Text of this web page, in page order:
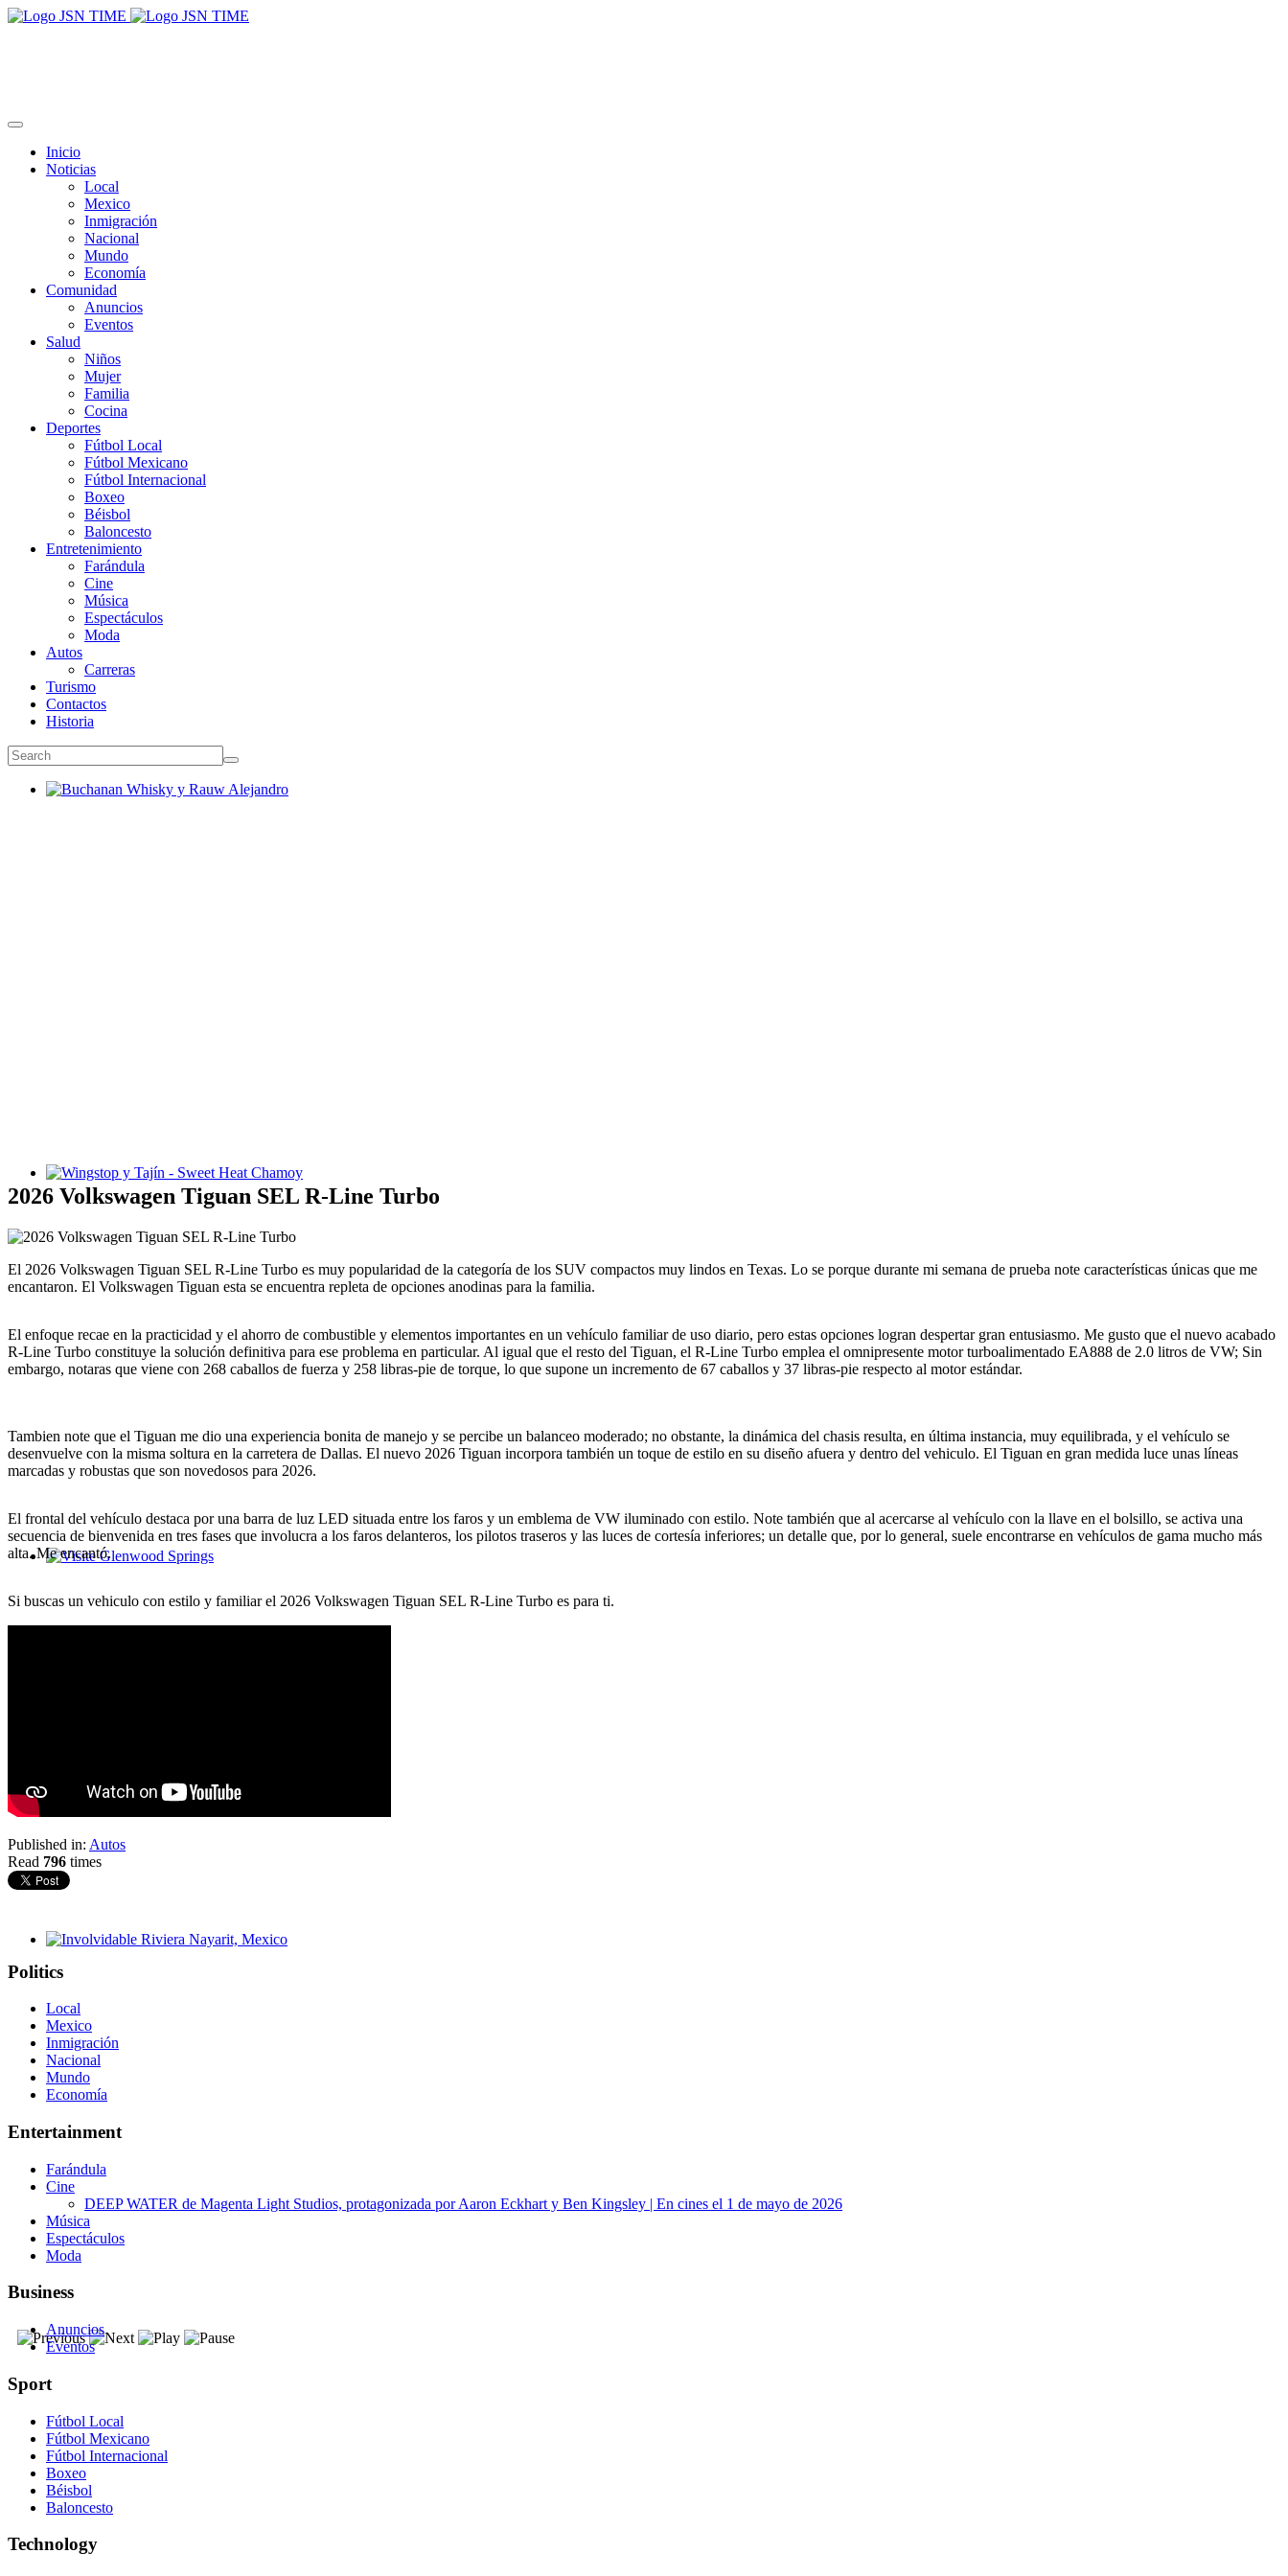
Inicio
Noticias
Local
Mexico
Inmigración
Nacional
Mundo
Economía
Comunidad
Anuncios
Eventos
Salud
Niños
Mujer
Familia
Cocina
Deportes
Fútbol Local
Fútbol Mexicano
Fútbol Internacional
Boxeo
Béisbol
Baloncesto
Entretenimiento
Farándula
Cine
Música
Espectáculos
Moda
Autos
Carreras
Turismo
Contactos
Historia
Wingstop y Tajín - Sweet Heat Chamoy
2026 Volkswagen Tiguan SEL R-Line Turbo
El 2026 Volkswagen Tiguan SEL R-Line Turbo es muy popularidad de la categoría de los SUV compactos muy lindos en Texas. Lo se porque durante mi semana de prueba note características únicas que me
encantaron. El Volkswagen Tiguan esta se encuentra repleta de opciones anodinas para la familia.
El enfoque recae en la practicidad y el ahorro de combustible y elementos importantes en un vehículo familiar de uso diario, pero estas opciones logran despertar gran entusiasmo. Me gusto que el nuevo acabado
R-Line Turbo constituye la solución definitiva para ese problema en particular. Al igual que el resto del Tiguan, el R-Line Turbo emplea el omnipresente motor turboalimentado EA888 de 2.0 litros de VW; Sin
embargo, notaras que viene con 268 caballos de fuerza y ​​258 libras-pie de torque, lo que supone un incremento de 67 caballos y 37 libras-pie respecto al motor estándar.
Tambien note que el Tiguan me dio una experiencia bonita de manejo y se percibe un balanceo moderado; no obstante, la dinámica del chasis resulta, en última instancia, muy equilibrada, y el vehículo se
desenvuelve con la misma soltura en la carretera de Dallas. El nuevo 2026 Tiguan incorpora también un toque de estilo en su diseño afuera y dentro del vehiculo. El Tiguan en gran medida luce unas líneas
marcadas y robustas que son novedosos para 2026.
El frontal del vehículo destaca por una barra de luz LED situada entre los faros y un emblema de VW iluminado con estilo. Note también que al acercarse al vehículo con la llave en el bolsillo, se activa una
secuencia de bienvenida en tres fases que involucra a los faros delanteros, los pilotos traseros y las luces de cortesía inferiores; un detalle que, por lo general, suele encontrarse en vehículos de gama mucho más
alta. Me encantó.
Si buscas un vehiculo con estilo y familiar el 2026 Volkswagen Tiguan SEL R-Line Turbo es para ti.
Published in: Autos
Read 796 times
Politics
Local
Mexico
Inmigración
Nacional
Mundo
Economía
Entertainment
Farándula
Cine
DEEP WATER de Magenta Light Studios, protagonizada por Aaron Eckhart y Ben Kingsley | En cines el 1 de mayo de 2026
Música
Espectáculos
Moda
Business
Anuncios
Eventos
Sport
Fútbol Local
Fútbol Mexicano
Fútbol Internacional
Boxeo
Béisbol
Baloncesto
Technology